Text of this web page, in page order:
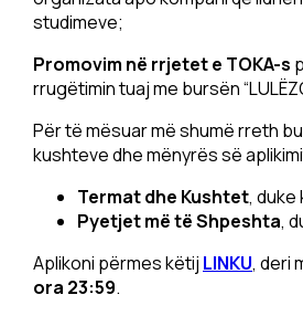
studimeve;
Promovim në rrjetet e TOKA-s
rrugëtimin tuaj me bursën
Për të mësuar më shumë rreth
kushteve dhe mënyrës së
Termat dhe Kushtet, duke
Pyetjet më të Shpeshta,
Aplikoni përmes këtij LINKU, deri
ora 23:59.